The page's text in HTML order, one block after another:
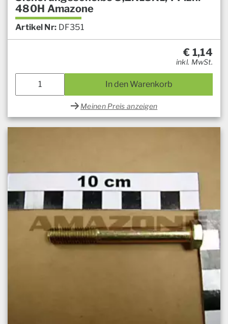
480H Amazone
Artikel Nr: DF351
€ 1,14
inkl. MwSt.
In den Warenkorb
Meinen Preis anzeigen